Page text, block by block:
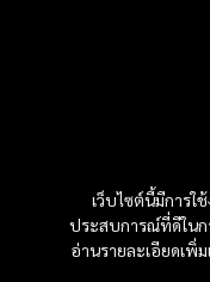
เว็บไซต์นี้มีการใ
ประสบการณ์ที่ดีในก
อ่านรายละเอียดเพิ่